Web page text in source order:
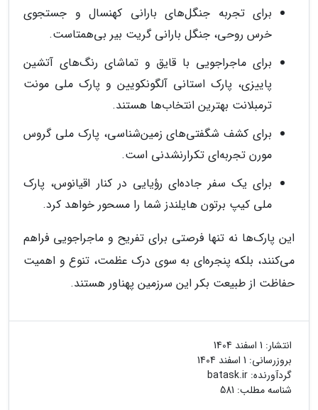
برای تجربه جنگل‌های بارانی کهنسال و جستجوی
خرس روحی، جنگل بارانی گریت بیر بی‌همتاست.
برای ماجراجویی با قایق و تماشای رنگ‌های آتشین
پاییزی، پارک استانی آلگونکویین و پارک ملی مونت
ترمبلانت بهترین انتخاب‌ها هستند.
برای کشف شگفتی‌های زمین‌شناسی، پارک ملی گروس
مورن تجربه‌ای تکرارنشدنی است.
برای یک سفر جاده‌ای رؤیایی در کنار اقیانوس، پارک
ملی کیپ برتون هایلندز شما را مسحور خواهد کرد.
این پارک‌ها نه تنها فرصتی برای تفریح و ماجراجویی فراهم
می‌کنند، بلکه پنجره‌ای به سوی درک عظمت، تنوع و اهمیت
حفاظت از طبیعت بکر این سرزمین پهناور هستند.
انتشار: 1 اسفند 1404
بروزرسانی: 1 اسفند 1404
گردآورنده: batask.ir
شناسه مطلب: 581